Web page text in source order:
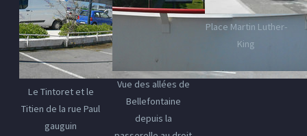
Le Tintoret et le
Titien de la rue Paul
gauguin
Vue des allées de
Bellefontaine
depuis la
Place Martin Luther-
King